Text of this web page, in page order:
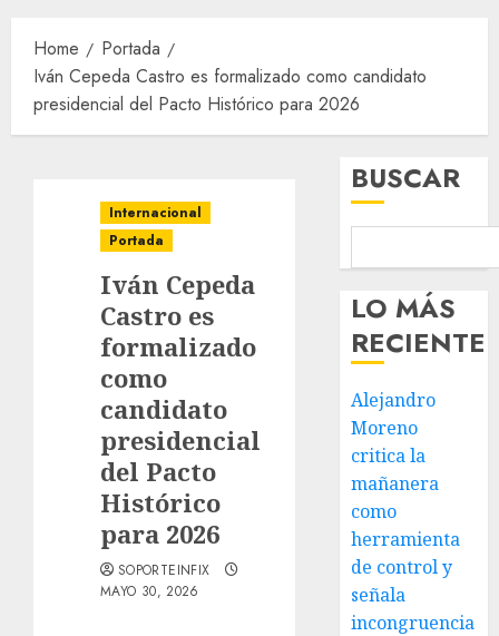
Home
Portada
Iván Cepeda Castro es formalizado como candidato
presidencial del Pacto Histórico para 2026
Internacional
Portada
Iván Cepeda
Castro es
formalizado
como
candidato
presidencial
del Pacto
Histórico
para 2026
SOPORTEINFIX
MAYO 30, 2026
BUSCAR
LO MÁS
RECIENTE
Alejandro
Moreno
critica la
mañanera
como
herramienta
de control y
señala
incongruencia